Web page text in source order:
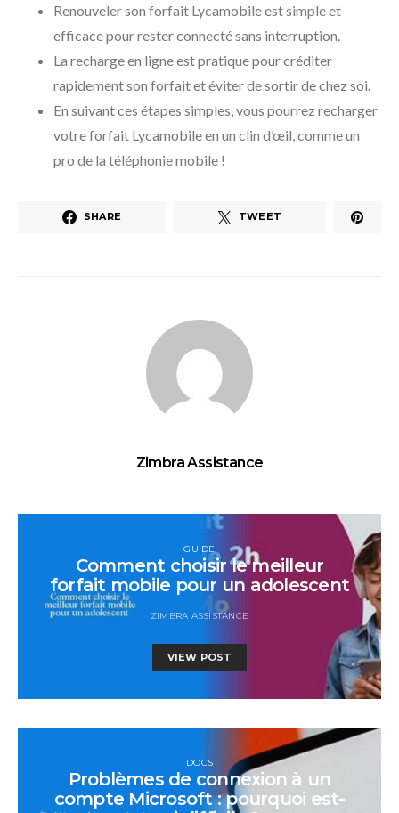
Renouveler son forfait Lycamobile est simple et
efficace pour rester connecté sans interruption.
La recharge en ligne est pratique pour créditer
rapidement son forfait et éviter de sortir de chez soi.
En suivant ces étapes simples, vous pourrez recharger
votre forfait Lycamobile en un clin d’œil, comme un
pro de la téléphonie mobile !
SHARE TWEET
Zimbra Assistance
GUIDE
Comment choisir le meilleur
forfait mobile pour un adolescent
ZIMBRA ASSISTANCE
VIEW POST
DOCS
Problèmes de connexion à un
compte Microsoft : pourquoi est-